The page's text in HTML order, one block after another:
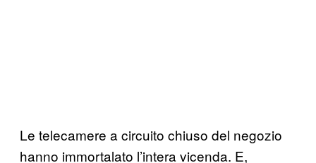
Le telecamere a circuito chiuso del negozio
hanno immortalato l’intera vicenda. E,